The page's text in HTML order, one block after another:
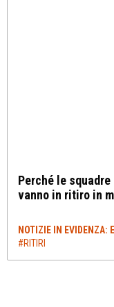
Perché le
vanno in ritiro in
NOTIZIE IN EVIDENZA:
#RITIRI